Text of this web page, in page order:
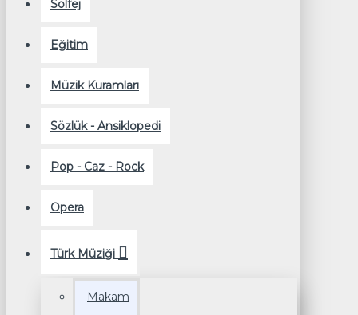
Solfej
Eğitim
Müzik Kuramları
Sözlük - Ansiklopedi
Pop - Caz - Rock
Opera
Türk Müziği
Makam